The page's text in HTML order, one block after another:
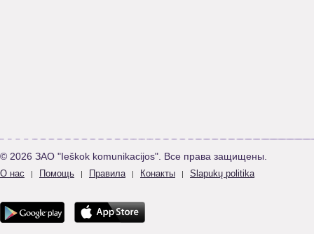
© 2026 ЗАО "Ieškok komunikacijos". Все права защищены.
О нас | Помощь | Правила | Конакты | Slapukų politika